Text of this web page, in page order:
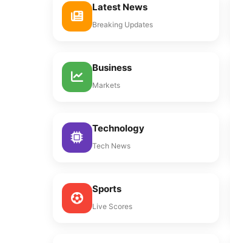
Latest News
Breaking Updates
Business
Markets
Technology
Tech News
Sports
Live Scores